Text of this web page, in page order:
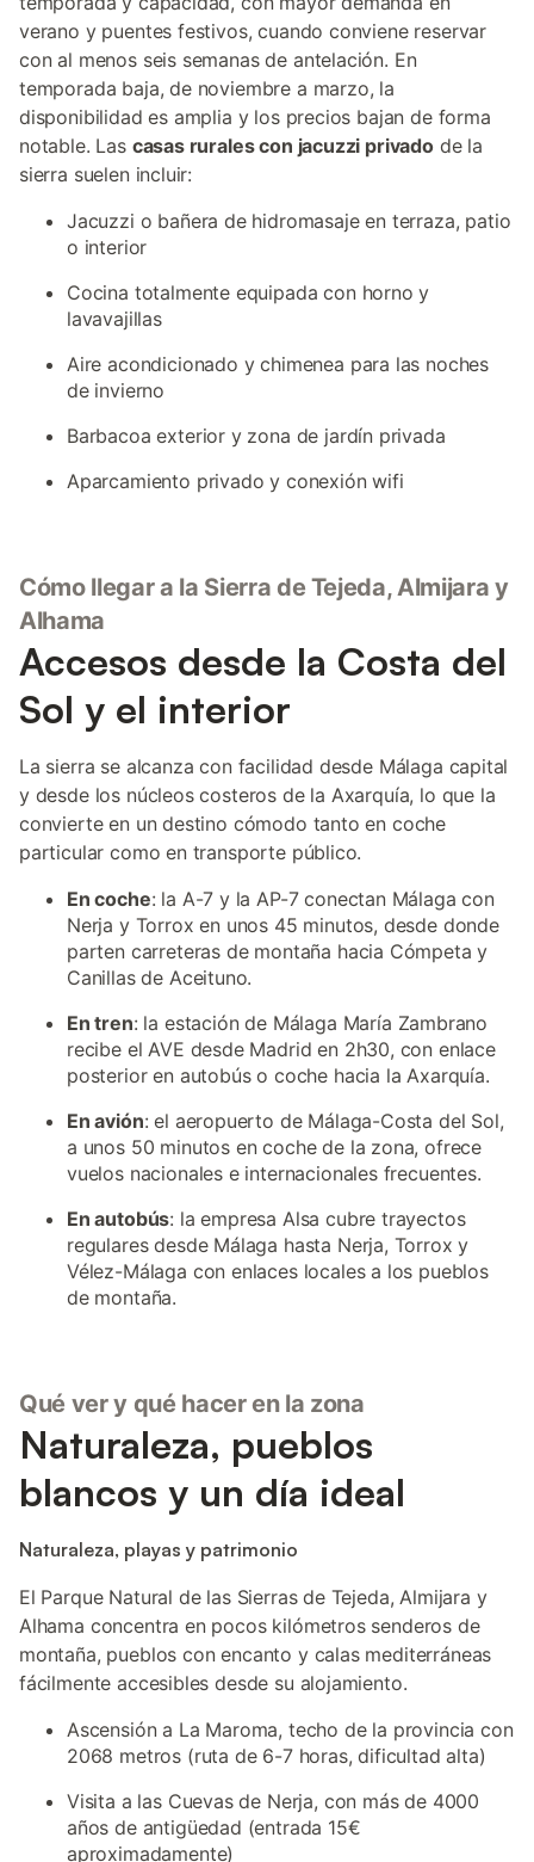
verano y puentes festivos, cuando conviene reservar
con al menos seis semanas de antelación. En
temporada baja, de noviembre a marzo, la
disponibilidad es amplia y los precios bajan de forma
notable. Las casas rurales con jacuzzi privadode la
sierra suelen incluir:
Jacuzzi o bañera de hidromasaje en terraza, patio
o interior
Cocina totalmente equipada con horno y
lavavajillas
Aire acondicionado y chimenea para las noches
de invierno
Barbacoa exterior y zona de jardín privada
Aparcamiento privado y conexión wifi
Cómo llegar a la Sierra de Tejeda, Almijara y
Alhama
Accesos desde la Costa del
Sol y el interior
La sierra se alcanza con facilidad desde Málaga capital
y desde los núcleos costeros de la Axarquía, lo que la
convierte en un destino cómodo tanto en coche
particular como en transporte público.
En coche: la A-7 y la AP-7 conectan Málaga con
Nerja y Torrox en unos 45 minutos, desde donde
parten carreteras de montaña hacia Cómpeta y
Canillas de Aceituno.
En tren: la estación de Málaga María Zambrano
recibe el AVE desde Madrid en 2h30, con enlace
posterior en autobús o coche hacia la Axarquía.
En avión: el aeropuerto de Málaga-Costa del Sol,
a unos 50 minutos en coche de la zona, ofrece
vuelos nacionales e internacionales frecuentes.
En autobús: la empresa Alsa cubre trayectos
regulares desde Málaga hasta Nerja, Torrox y
Vélez-Málaga con enlaces locales a los pueblos
de montaña.
Qué ver y qué hacer en la zona
Naturaleza, pueblos
blancos y un día ideal
Naturaleza, playas y patrimonio
El Parque Natural de las Sierras de Tejeda, Almijara y
Alhama concentra en pocos kilómetros senderos de
montaña, pueblos con encanto y calas mediterráneas
fácilmente accesibles desde su alojamiento.
Ascensión a La Maroma, techo de la provincia con
2068 metros (ruta de 6-7 horas, dificultad alta)
Visita a las Cuevas de Nerja, con más de 4000
años de antigüedad (entrada 15€
aproximadamente)